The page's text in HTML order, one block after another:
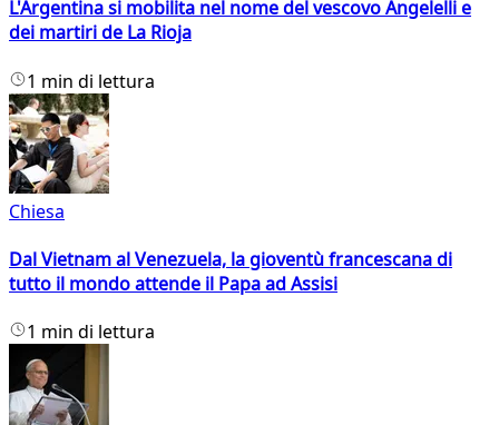
L'Argentina si mobilita nel nome del vescovo Angelelli e
dei martiri de La Rioja
1 min di lettura
Chiesa
Dal Vietnam al Venezuela, la gioventù francescana di
tutto il mondo attende il Papa ad Assisi
1 min di lettura